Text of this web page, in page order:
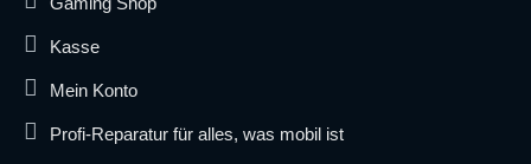
Kasse
Mein Konto
Profi-Reparatur für alles, was mobil ist